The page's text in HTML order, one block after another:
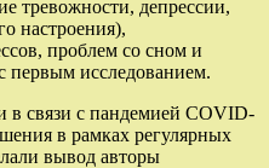
тревожности, депрессии,
настроения),
проблем со сном и
первым исследованием.
в связи с пандемией COVID-
в рамках регулярных
вывод авторы